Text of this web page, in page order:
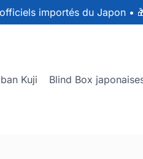
importés du Japon •
Kuji Blind Box